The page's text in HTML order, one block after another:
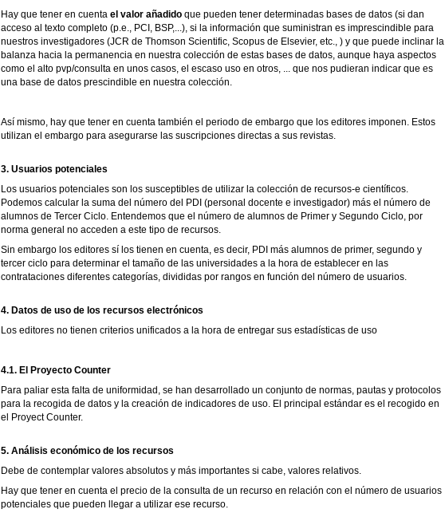
Hay que tener en cuenta el valor añadido que pueden tener determinadas bases de datos (si dan
acceso al texto completo (p.e., PCI, BSP,...), si la información que suministran es imprescindible para
nuestros investigadores (JCR de Thomson Scientific, Scopus de Elsevier, etc., ) y que puede inclinar la
balanza hacia la permanencia en nuestra colección de estas bases de datos, aunque haya aspectos
como el alto pvp/consulta en unos casos, el escaso uso en otros, ... que nos pudieran indicar que es
una base de datos prescindible en nuestra colección.
Así mismo, hay que tener en cuenta también el periodo de embargo que los editores imponen. Estos
utilizan el embargo para asegurarse las suscripciones directas a sus revistas.
3. Usuarios potenciales
Los usuarios potenciales son los susceptibles de utilizar la colección de recursos-e científicos.
Podemos calcular la suma del número del PDI (personal docente e investigador) más el número de
alumnos de Tercer Ciclo. Entendemos que el número de alumnos de Primer y Segundo Ciclo, por
norma general no acceden a este tipo de recursos.
Sin embargo los editores sí los tienen en cuenta, es decir, PDI más alumnos de primer, segundo y
tercer ciclo para determinar el tamaño de las universidades a la hora de establecer en las
contrataciones diferentes categorías, divididas por rangos en función del número de usuarios.
4. Datos de uso de los recursos electrónicos
Los editores no tienen criterios unificados a la hora de entregar sus estadísticas de uso
4.1. El Proyecto Counter
Para paliar esta falta de uniformidad, se han desarrollado un conjunto de normas, pautas y protocolos
para la recogida de datos y la creación de indicadores de uso. El principal estándar es el recogido en
el Proyect Counter.
5. Análisis económico de los recursos
Debe de contemplar valores absolutos y más importantes si cabe, valores relativos.
Hay que tener en cuenta el precio de la consulta de un recurso en relación con el número de usuarios
potenciales que pueden llegar a utilizar ese recurso.